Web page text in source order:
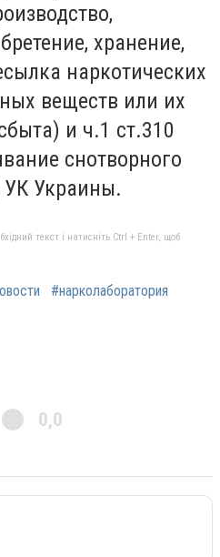
хранение,
наркотических
веществ или их
и ч.1 ст.310
снотворного
Украины.
текст і натисніть Ctrl + Enter, щоб
#нарколаборатория
0,0